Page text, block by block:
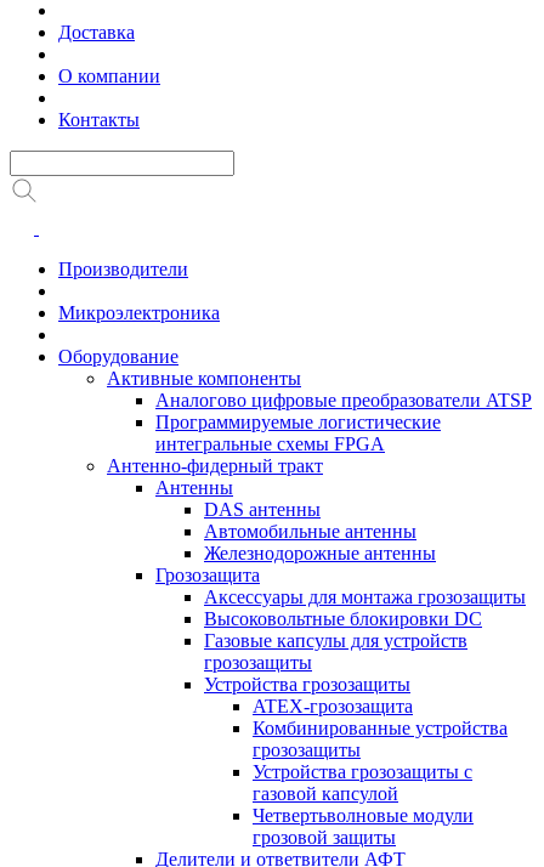
Доставка
О компании
Контакты
Производители
Микроэлектроника
Оборудование
Активные компоненты
Аналогово цифровые преобразователи ATSP
Программируемые логистические
интегральные схемы FPGA
Антенно-фидерный тракт
Антенны
DAS антенны
Автомобильные антенны
Железнодорожные антенны
Грозозащита
Аксессуары для монтажа грозозащиты
Высоковольтные блокировки DC
Газовые капсулы для устройств
грозозащиты
Устройства грозозащиты
ATEX-грозозащита
Комбинированные устройства
грозозащиты
Устройства грозозащиты с
газовой капсулой
Четвертьволновые модули
грозовой защиты
Делители и ответвители АФТ